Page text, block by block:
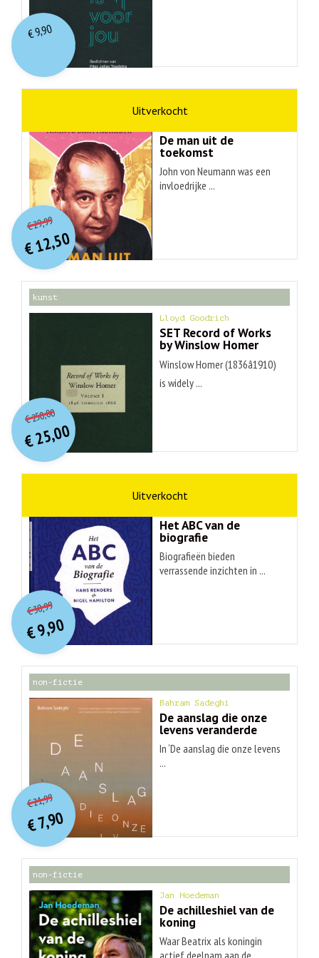
€9,90
De man uit de
toekomst
John von Neumann was een
invloedrijke ...
€29,99O
orspr
onkelijke
prijs
was:
€ 29,99.
€12,50
Huidige
prijs
is:€ 12,50.
kunst
Lloyd Goodrich
SET Record of Works
by Winslow Homer
Winslow Homer (1836â1910)
is widely ...
€250,00O
orspr
onkelijke
prijs
was:
€ 250,00.
€25,00
Huidige
prijs
is:
€ 25,00.
Het ABC van de
biografie
Biografieën bieden
verrassende inzichten in ...
€30,99O
orspr
onkelijke
prijs
was:
€ 30,99.
€9,90
Huidige
prijs
is:
€ 9,90.
non-fictie
Bahram Sadeghi
De aanslag die onze
levens veranderde
In ‘De aanslag die onze levens
...
€21,99O
orspr
onkelijke
prijs
was:
€ 21,99.
€7,90
Huidige
prijs
is:
€ 7,90.
non-fictie
Jan Hoedeman
De achilleshiel van de
koning
Waar Beatrix als koningin
actief deelnam aan de ...